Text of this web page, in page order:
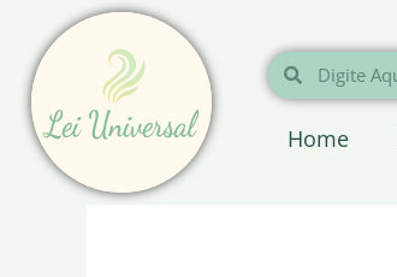
para
conteúdo
Pesquisar
Pesquisar
Home